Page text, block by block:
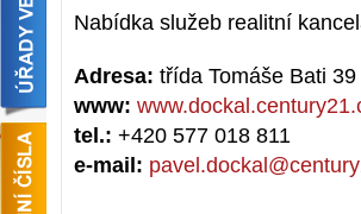
Nabídka služeb realitní
Adresa: třída Tomáše Bati
www:
tel.: +420 577 018 811
e-mail: